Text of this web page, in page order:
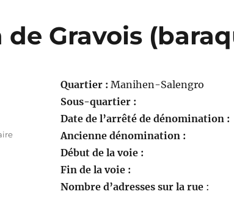
de Gravois
Quartier : Manihen-Salengro
Sous-quartier :
Date de l’arrêté de dénomination :
Ancienne dénomination :
Début de la voie :
Fin de la voie :
Nombre d’adresses sur la rue:
sur